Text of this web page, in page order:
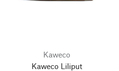
Kaweco
Kaweco Liliput